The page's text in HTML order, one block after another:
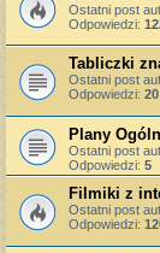
Ostatni post
Odpowiedzi:
Tabliczki
Ostatni post
Odpowiedzi: 20
Plany
Ostatni post
Odpowiedzi: 5
Filmiki z
Ostatni post
Odpowiedzi: